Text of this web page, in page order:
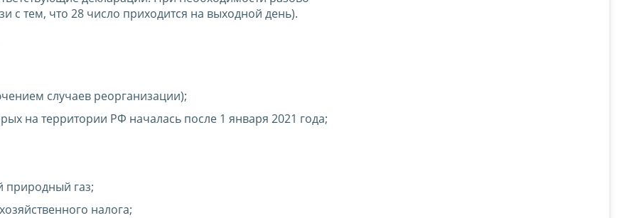
с тем, что 28 число приходится на выходной день).
случаев реорганизации);
на территории РФ началась после 1 января 2021 года;
газ;
налога;